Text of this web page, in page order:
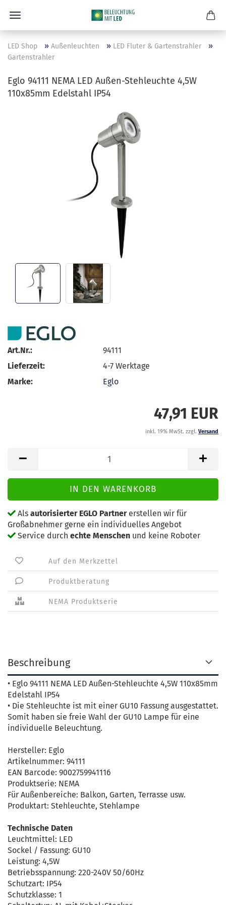
LED Shop » Außenleuchten » LED Fluter & Gartenstrahler »
Gartenstrahler
Eglo 94111 NEMA LED Außen-Stehleuchte 4,5W
110x85mm Edelstahl IP54
Art.Nr.:
94111
Lieferzeit:
4-7 Werktage
Marke:
Eglo
47,91 EUR
inkl. 19% MwSt. zzgl. Versand
Als autorisierter EGLO Partnererstellen wir für
Großabnehmer gerne ein individuelles Angebot
Service durch echte Menschen und keine Roboter
Auf den Merkzettel
Produktberatung
NEMA Produktserie
Beschreibung
• Eglo 94111 NEMA LED Außen-Stehleuchte 4,5W 110x85mm
Edelstahl IP54
• Die Stehleuchte ist mit einer GU10 Fassung ausgestattet.
Somit haben sie freie Wahl der GU10 Lampe für eine
individuelle Beleuchtung.
Hersteller: Eglo
Artikelnummer: 94111
EAN Barcode: 9002759941116
Produktserie: NEMA
Für Außenbereiche: Balkon, Garten, Terrasse usw.
Produktart: Stehleuchte, Stehlampe
Technische Daten
Leuchtmittel: LED
Sockel / Fassung: GU10
Leistung: 4,5W
Betriebsspannung: 220-240V 50/60Hz
Schutzart: IP54
Schutzklasse: 1